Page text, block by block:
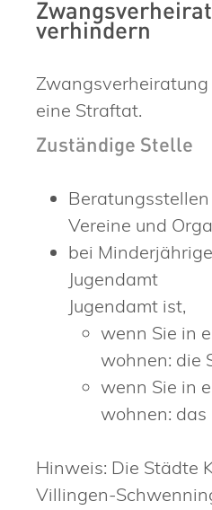
verhindern
eine Straftat.
Zuständige Stelle
Vereine und
bei
Jugendamt
Jugendamt ist,
wenn Sie in
wohnen: die
wenn Sie in
wohnen:
Hinweis: Die Städte
Villingen-